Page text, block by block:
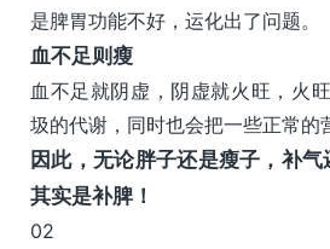
是脾胃功能不好，运化出了问题。
血不足则瘦
血不足就阴虚，阴虚就火旺，火
圾的代谢，同时也会把一些正常的
因此，无论胖子还是瘦子，补
其实是补脾！
02